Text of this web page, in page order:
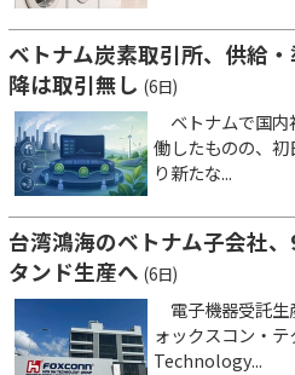
ベトナム炭素取引所、供給
降は取引無し (6日)
ベトナムで国内
働したものの、
り新たな...
台湾鴻海のベトナム子会社
タンド生産へ (6日)
電子機器受託生
ォックスコン・
Technology...